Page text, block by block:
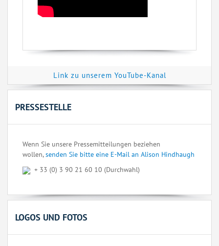
Link zu unserem YouTube-Kanal
PRESSESTELLE
Wenn Sie unsere Pressemitteilungen beziehen
wollen,senden Sie bitte eine E-Mail an Alison Hindhaugh
+ 33 (0) 3 90 21 60 10 (Durchwahl)
LOGOS UND FOTOS